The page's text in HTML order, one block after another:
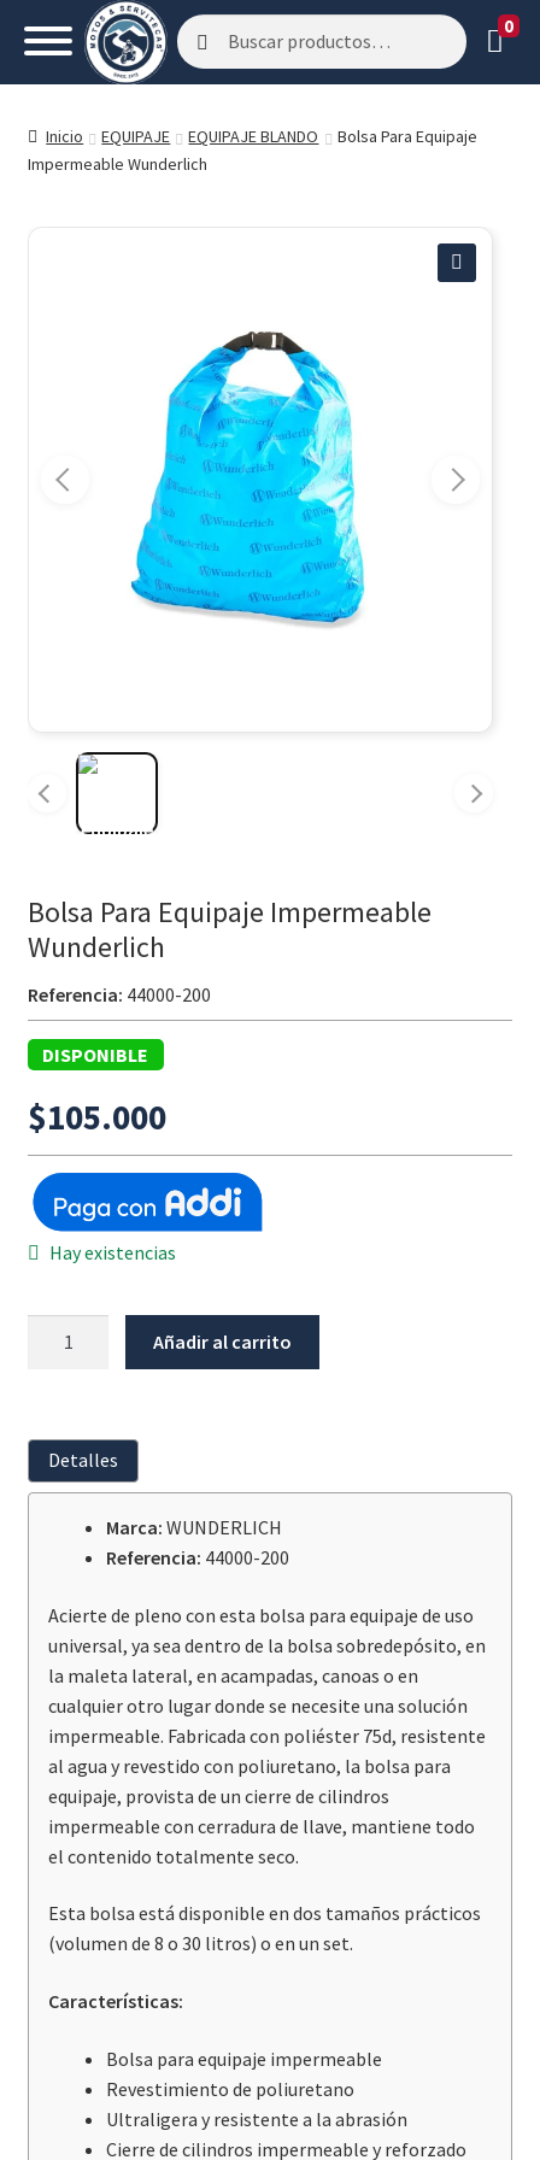
Buscar
por:
Buscar 0
Inicio EQUIPAJE EQUIPAJE BLANDO
Bolsa Para Equipaje
Impermeable Wunderlich
Bolsa Para Equipaje Impermeable
Wunderlich
Referencia: 44000-200
DISPONIBLE
$105.000
Hay existencias
Wunderlich
cantidad
Añadir al carrito
Detalles
Marca: WUNDERLICH
Referencia: 44000-200
Acierte de pleno con esta bolsa para equipaje de uso
universal, ya sea dentro de la bolsa sobredepósito, en
la maleta lateral, en acampadas, canoas o en
cualquier otro lugar donde se necesite una solución
impermeable. Fabricada con poliéster 75d, resistente
al agua y revestido con poliuretano, la bolsa para
equipaje, provista de un cierre de cilindros
impermeable con cerradura de llave, mantiene todo
el contenido totalmente seco.
Esta bolsa está disponible en dos tamaños prácticos
(volumen de 8 o 30 litros) o en un set.
Características:
Bolsa para equipaje impermeable
Revestimiento de poliuretano
Ultraligera y resistente a la abrasión
Cierre de cilindros impermeable y reforzado